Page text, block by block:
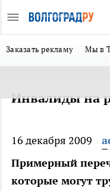
Заказать рекламу Мы в
Инвалиды на
16 декабря 2009
Примерный
которые могут